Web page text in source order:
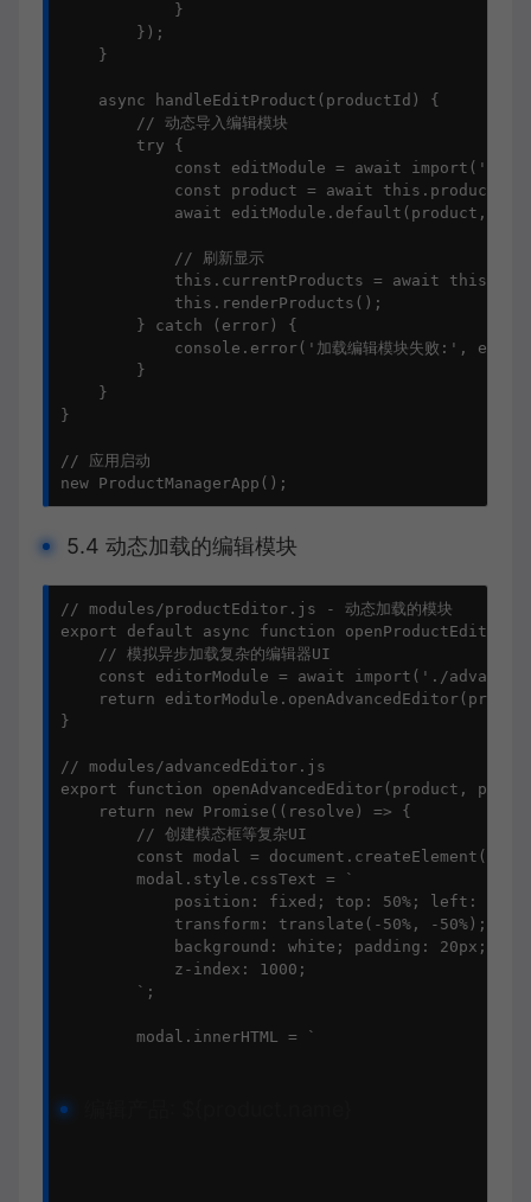
            }
        });
    }
    async handleEditProduct(productId) {
        // 动态导入编辑模块
        try {
const editModule = await import('./
const product = await
await editModule.default(product,
            // 刷新显示
this.currentProducts = await
            this.renderProducts();
        } catch (error) {
console.error('加载编辑模块失败:',
        }
    }
}
// 应用启动
new ProductManagerApp();
5.4 动态加载的编辑模块
// modules/productEditor.js - 动态加载的模块
export default async function
    // 模拟异步加载复杂的编辑器UI
const editorModule = await import('./
return
}
// modules/advancedEditor.js
export function openAdvancedEditor(product,
    return new Promise((resolve) => {
        // 创建模态框等复杂UI
const modal =
        modal.style.cssText = `
position: fixed; top: 50%; left:
            transform: translate(-50%, -50%);
background: white; padding: 20px;
            z-index: 1000;
        `;
        modal.innerHTML = `